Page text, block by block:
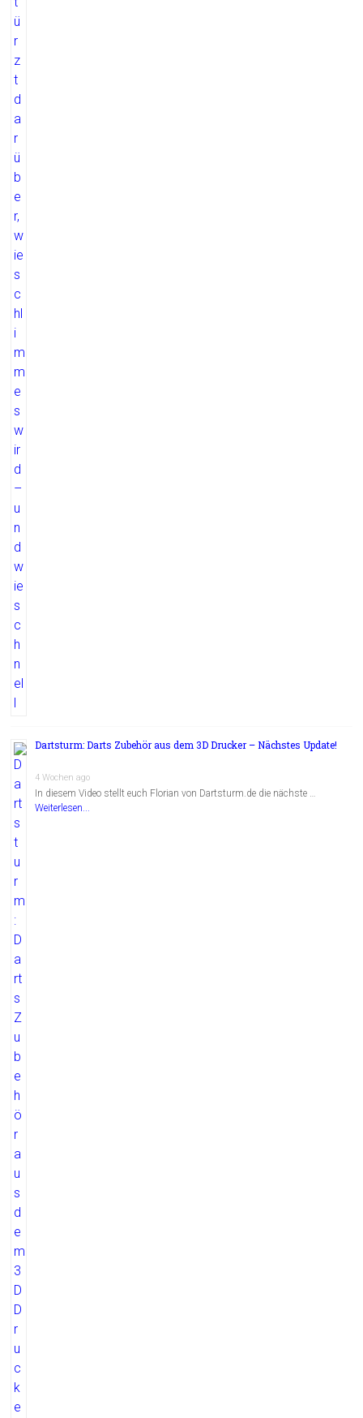
Dartsturm: Darts Zubehör aus dem 3D Drucker – Nächstes Update!
4 Wochen ago
In diesem Video stellt euch Florian von Dartsturm.de die nächste …
Weiterlesen...